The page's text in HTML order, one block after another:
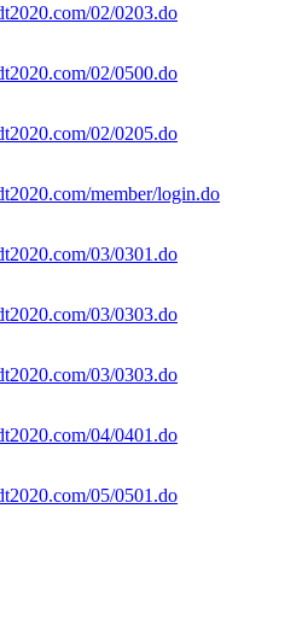
02/0203.do
02/0500.do
02/0205.do
member/login.do
03/0301.do
03/0303.do
03/0303.do
04/0401.do
05/0501.do